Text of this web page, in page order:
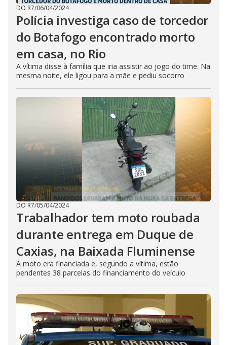
DO R7/06/04/2024
Polícia investiga caso de torcedor
do Botafogo encontrado morto
em casa, no Rio
A vítima disse à família que iria assistir ao jogo do time. Na
mesma noite, ele ligou para a mãe e pediu socorro
DO R7/05/04/2024
Trabalhador tem moto roubada
durante entrega em Duque de
Caxias, na Baixada Fluminense
A moto era financiada e, segundo a vítima, estão
pendentes 38 parcelas do financiamento do veículo